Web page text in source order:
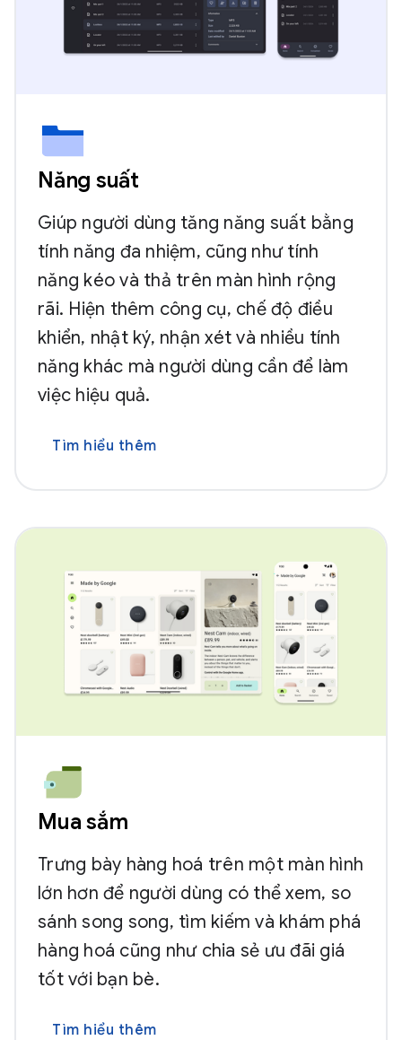
Năng suất
Giúp người dùng tăng năng suất bằng
tính năng đa nhiệm, cũng như tính
năng kéo và thả trên màn hình rộng
rãi. Hiện thêm công cụ, chế độ điều
khiển, nhật ký, nhận xét và nhiều tính
năng khác mà người dùng cần để làm
việc hiệu quả.
Tìm hiểu thêm
Mua sắm
Trưng bày hàng hoá trên một màn hình
lớn hơn để người dùng có thể xem, so
sánh song song, tìm kiếm và khám phá
hàng hoá cũng như chia sẻ ưu đãi giá
tốt với bạn bè.
Tìm hiểu thêm